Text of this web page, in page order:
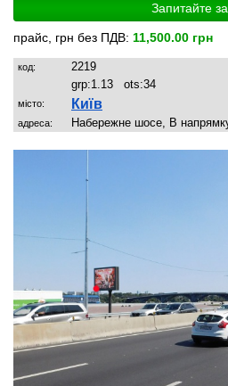
Запитайте
прайс, грн без ПДВ: 11,500.00 грн
код:
2219
grp:1.13 ots:34
місто: Київ
адреса: Набережне шосе, В